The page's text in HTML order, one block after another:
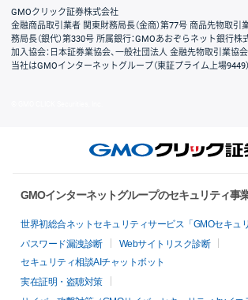
GMOクリック証券株式会社
金融商品取引業者 関東財務局長（金商）第77号 商品先物取
務局長（銀代）第330号 所属銀行：GMOあおぞらネット銀行株
加入協会：日本証券業協会、一般社団法人 金融先物取引業協
当社はGMOインターネットグループ（東証プライム上場9449
GMOインターネットグループのセキュリティ事
世界初総合ネットセキュリティサービス「GMOセキュ
パスワード漏洩診断
Webサイトリスク診断
セキュリティ相談AIチャットボット
実在証明・盗聴対策